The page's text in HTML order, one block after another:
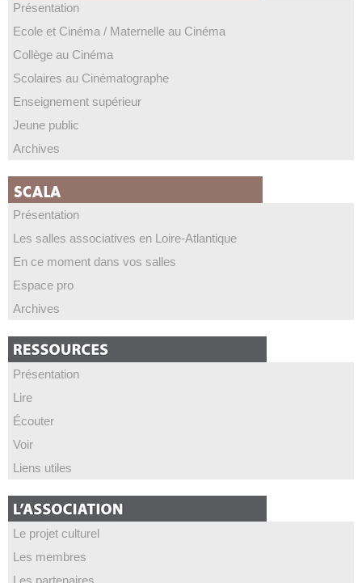
Présentation
Ecole et Cinéma / Maternelle au Cinéma
Collège au Cinéma
Scolaires au Cinématographe
Enseignement supérieur
Jeune public
Archives
Présentation
Les salles associatives en Loire-Atlantique
En ce moment dans vos salles
Espace pro
Archives
Présentation
Lire
Écouter
Voir
Liens utiles
Le projet culturel
Les membres
Les partenaires